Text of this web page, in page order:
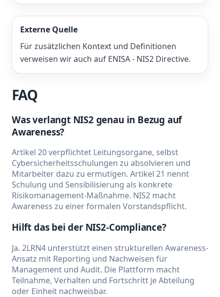
Externe Quelle
Für zusätzlichen Kontext und Definitionen
verweisen wir auch auf ENISA - NIS2 Directive.
FAQ
Was verlangt NIS2 genau in Bezug auf
Awareness?
Artikel 20 verpflichtet Leitungsorgane, selbst
Cybersicherheitsschulungen zu absolvieren und
Mitarbeiter dazu zu ermutigen. Artikel 21 nennt
Schulung und Sensibilisierung als konkrete
Risikomanagement-Maßnahme. NIS2 macht
Awareness zu einer formalen Vorstandspflicht.
Hilft das bei der NIS2-Compliance?
Ja. 2LRN4 unterstützt einen strukturellen Awareness-
Ansatz mit Reporting und Nachweisen für
Management und Audit. Die Plattform macht
Teilnahme, Verhalten und Fortschritt je Abteilung
oder Einheit nachweisbar.